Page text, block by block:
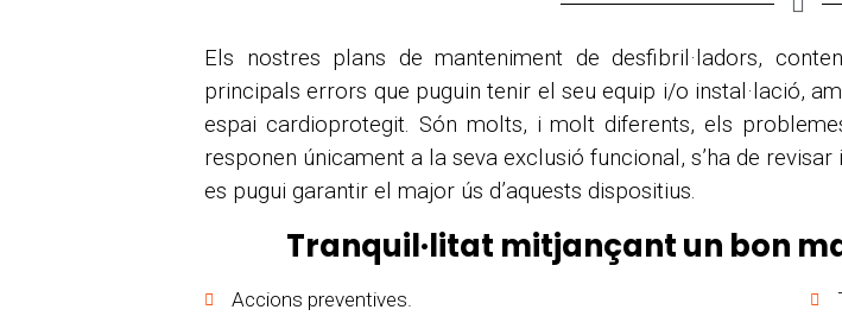
Els nostres plans de manteniment de desfibril·ladors,
principals errors que puguin tenir el seu equip i/o instal·lació,
espai cardioprotegit. Són molts, i molt diferents, els
responen únicament a la seva exclusió funcional, s’ha de
es pugui garantir el major ús d’aquests dispositius.
Tranquil·litat mitjançant un bon
Accions preventives.